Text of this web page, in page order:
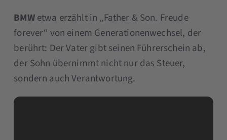
BMWetwa erzählt in „Father & Son. Freude
forever“ von einem Generationenwechsel, der
berührt: Der Vater gibt seinen Führerschein ab,
der Sohn übernimmt nicht nur das Steuer,
sondern auch Verantwortung.